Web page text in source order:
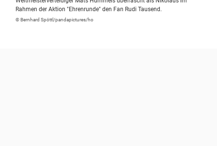
Rahmen der Aktion "Ehrenrunde" den Fan Rudi Tausend.
© Bernhard Spöttl/pandapictures/ho